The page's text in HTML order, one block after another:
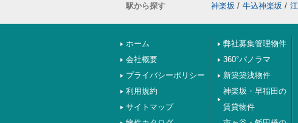
駅から探す
神楽坂 / 牛込神楽坂 /
ホーム
会社概要
プライバシーポリシー
利用規約
サイトマップ
弊社募集管理物件
360°パノラマ
新築築浅物件
神楽坂・早稲田の
賃貸物件